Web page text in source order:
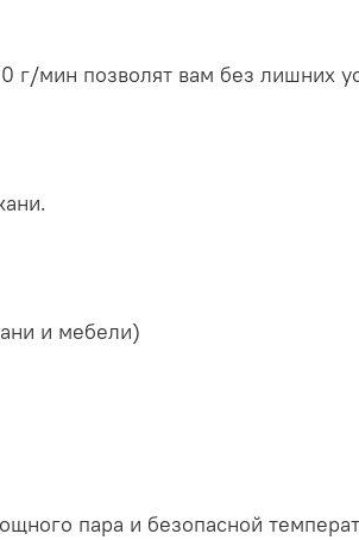
мин позволят вам без лишних
и мебели)
пара и безопасной